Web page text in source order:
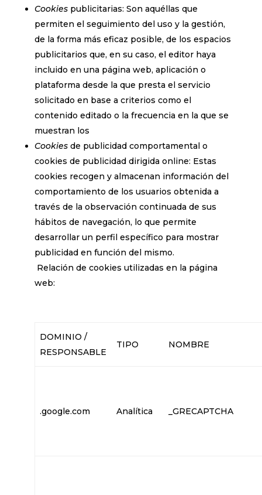
Cookies publicitarias: Son aquéllas que
permiten el seguimiento del uso y la gestión,
de la forma más eficaz posible, de los espacios
publicitarios que, en su caso, el editor haya
incluido en una página web, aplicación o
plataforma desde la que presta el servicio
solicitado en base a criterios como el
contenido editado o la frecuencia en la que se
muestran los
Cookies de publicidad comportamental o
cookies de publicidad dirigida online: Estas
cookies recogen y almacenan información del
comportamiento de los usuarios obtenida a
través de la observación continuada de sus
hábitos de navegación, lo que permite
desarrollar un perfil específico para mostrar
publicidad en función del mismo.
Relación de cookies utilizadas en la página
web:
DOMINIO /
RESPONSABLE
TIPO NOMBRE
.google.com Analítica _GRECAPTCHA